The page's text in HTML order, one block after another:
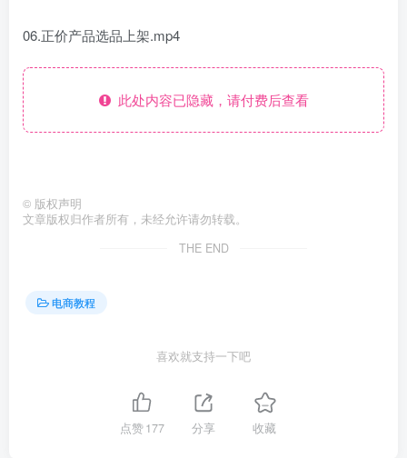
06.正价产品选品上架.mp4
此处内容已隐藏，请付费后查看
© 版权声明
文章版权归作者所有，未经允许请勿转载。
THE END
电商教程
喜欢就支持一下吧
点赞177 分享 收藏